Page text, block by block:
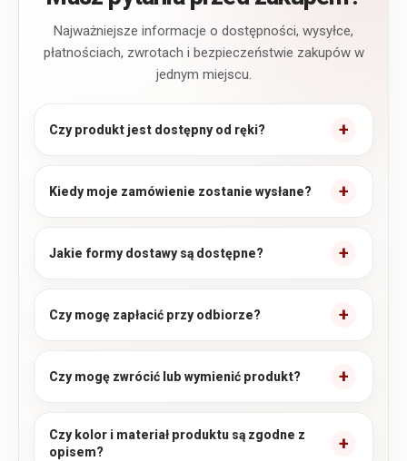
Najważniejsze informacje o dostępności, wysyłce,
płatnościach, zwrotach i bezpieczeństwie zakupów w
jednym miejscu.
Czy produkt jest dostępny od ręki?
Kiedy moje zamówienie zostanie wysłane?
Jakie formy dostawy są dostępne?
Czy mogę zapłacić przy odbiorze?
Czy mogę zwrócić lub wymienić produkt?
Czy kolor i materiał produktu są zgodne z
opisem?